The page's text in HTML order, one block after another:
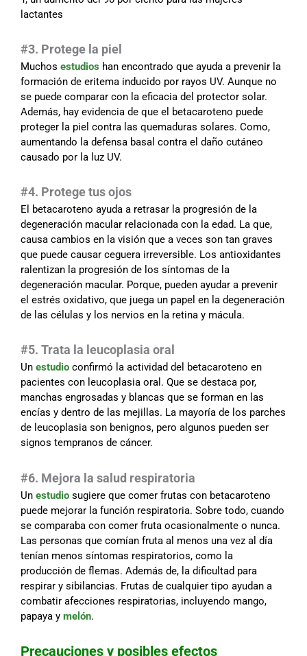
lactantes
#3. Protege la piel
Muchos estudios han encontrado que ayuda a prevenir la
formación de eritema inducido por rayos UV. Aunque no
se puede comparar con la eficacia del protector solar.
Además, hay evidencia de que el betacaroteno puede
proteger la piel contra las quemaduras solares. Como,
aumentando la defensa basal contra el daño cutáneo
causado por la luz UV.
#4. Protege tus ojos
El betacaroteno ayuda a retrasar la progresión de la
degeneración macular relacionada con la edad. La que,
causa cambios en la visión que a veces son tan graves
que puede causar ceguera irreversible. Los antioxidantes
ralentizan la progresión de los síntomas de la
degeneración macular. Porque, pueden ayudar a prevenir
el estrés oxidativo, que juega un papel en la degeneración
de las células y los nervios en la retina y mácula.
#5. Trata la leucoplasia oral
Un estudio confirmó la actividad del betacaroteno en
pacientes con leucoplasia oral. Que se destaca por,
manchas engrosadas y blancas que se forman en las
encías y dentro de las mejillas. La mayoría de los parches
de leucoplasia son benignos, pero algunos pueden ser
signos tempranos de cáncer.
#6. Mejora la salud respiratoria
Un estudio sugiere que comer frutas con betacaroteno
puede mejorar la función respiratoria. Sobre todo, cuando
se comparaba con comer fruta ocasionalmente o nunca.
Las personas que comían fruta al menos una vez al día
tenían menos síntomas respiratorios, como la
producción de flemas. Además de, la dificultad para
respirar y sibilancias. Frutas de cualquier tipo ayudan a
combatir afecciones respiratorias, incluyendo mango,
papaya y melón.
Precauciones y posibles efectos